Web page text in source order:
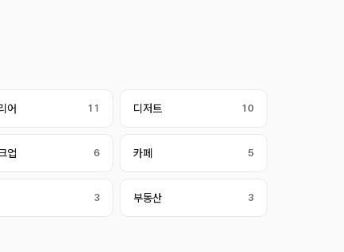
어 11 디저트 10
업 6 카페 5
3 부동산 3